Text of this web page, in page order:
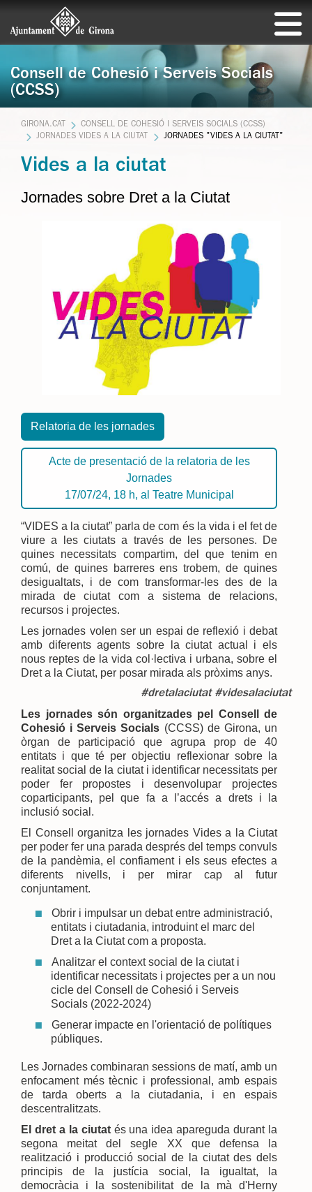
Consell de Cohesió i Serveis Socials
(CCSS)
GIRONA.CAT
CONSELL DE COHESIÓ I SERVEIS SOCIALS (CCSS)
JORNADES VIDES A LA CIUTAT
JORNADES "VIDES A LA CIUTAT"
Vides a la ciutat
Jornades sobre Dret a la Ciutat
Relatoria de les jornades
Acte de presentació de la relatoria de les
Jornades
17/07/24, 18 h, al Teatre Municipal
“VIDES a la ciutat” parla de com és la vida i el fet de
viure a les ciutats a través de les persones. De
quines necessitats compartim, del que tenim en
comú, de quines barreres ens trobem, de quines
desigualtats, i de com transformar-les des de la
mirada de ciutat com a sistema de relacions,
recursos i projectes.
Les jornades volen ser un espai de reflexió i debat
amb diferents agents sobre la ciutat actual i els
nous reptes de la vida col·lectiva i urbana, sobre el
Dret a la Ciutat, per posar mirada als pròxims anys.
#dretalaciutat #videsalaciutat
Les jornades són organitzades pel Consell de
Cohesió i Serveis Socials (CCSS) de Girona, un
òrgan de participació que agrupa prop de 40
entitats i que té per objectiu reflexionar sobre la
realitat social de la ciutat i identificar necessitats per
poder fer propostes i desenvolupar projectes
coparticipants, pel que fa a l’accés a drets i la
inclusió social.
El Consell organitza les jornades Vides a la Ciutat
per poder fer una parada després del temps convuls
de la pandèmia, el confiament i els seus efectes a
diferents nivells, i per mirar cap al futur
conjuntament.
Obrir i impulsar un debat entre administració,
entitats i ciutadania, introduint el marc del
Dret a la Ciutat com a proposta.
Analitzar el context social de la ciutat i
identificar necessitats i projectes per a un nou
cicle del Consell de Cohesió i Serveis
Socials (2022-2024)
Generar impacte en l'orientació de polítiques
públiques.
Les Jornades combinaran sessions de matí, amb un
enfocament més tècnic i professional, amb espais
de tarda oberts a la ciutadania, i en espais
descentralitzats.
El dret a la ciutat és una idea apareguda durant la
segona meitat del segle XX que defensa la
realització i producció social de la ciutat des dels
principis de la justícia social, la igualtat, la
democràcia i la sostenibilitat de la mà d'Herny